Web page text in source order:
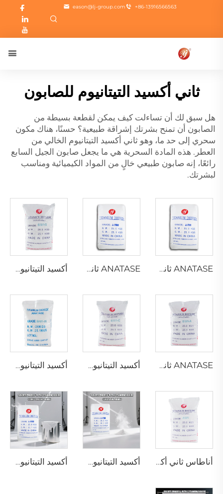
+86-13916566563
eason@lj-group.com
ثاني أكسيد التيتانيوم للصابون
هل سبق لك أن تساءلت كيف يمكن لقطعة بسيطة من
الصابون أن تمنح بشرتك إشراقة طبيعية؟ حسنًا، هناك مكون
سحري إلى حد ما، وهو ثاني أكسيد التيتانيوم الخالي من
العطر. هذه المادة السحرية هي ما يجعل صابون الجيل السابع
رائعًا، إنه صابون طبيعي خالٍ من المواد الكيميائية ومناسب
لبشرتك.
ANATASE ثاني أكسيد التيتانيوم A211 ANATASE ثاني أكسيد التيتانيوم A200 أكسيد التيتانيوم من نوع ANATASE B101-B
ANATASE ثاني أكسيد التيتانيوم B101-A أكسيد التيتانيوم من نوع ANATASE B101-C أكسيد التيتانيوم الأناطاز BA01-01 | الدرجة العامة
أناطاس ثاني أكسيد التيتانيوم A101 | الدرجة العامة أكسيد التيتانيوم الريتيلى R218 (درجة عالمية) أكسيد التيتانيوم الريتيلى R909 (الطلاءات والأصباغ - عام)